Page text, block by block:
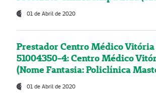
01 de Abril de 2020
Prestador Centro Médico Vitória
51004350-4: Centro Médico
(Nome Fantasia: Policlínica
01 de Abril de 2020